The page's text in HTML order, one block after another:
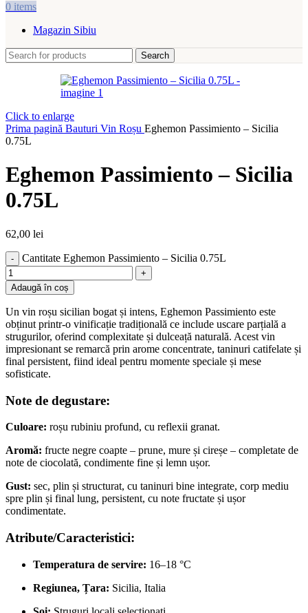
0 items
Magazin Sibiu
Search
Click to enlarge
Prima pagină Bauturi Vin Roșu Eghemon Passimiento – Sicilia
0.75L
Eghemon Passimiento – Sicilia
0.75L
62,00 lei
Cantitate Eghemon Passimiento – Sicilia 0.75L
Adaugă în coș
Un vin roșu sicilian bogat și intens, Eghemon Passimiento este
obținut printr-o vinificație tradițională ce include uscare parțială a
strugurilor, oferind complexitate și dulceață naturală. Acest vin
impresionant se remarcă prin arome concentrate, taninuri catifelate și
final persistent, fiind ideal pentru momente speciale și mese
sofisticate.
Note de degustare:
Culoare: roșu rubiniu profund, cu reflexii granat.
Aromă: fructe negre coapte – prune, mure și cireșe – completate de
note de ciocolată, condimente fine și lemn ușor.
Gust: sec, plin și structurat, cu taninuri bine integrate, corp mediu
spre plin și final lung, persistent, cu note fructate și ușor
condimentate.
Atribute/Caracteristici:
Temperatura de servire: 16–18 °C
Regiunea, Țara: Sicilia, Italia